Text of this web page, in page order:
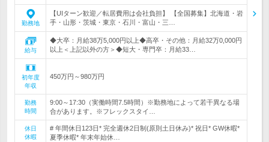
勤務地
【UIターン歓迎／転居費用は会社負担】 【全国募集】北海道・岩
手・山形・茨城・東京・石川・富山・三…
給与
◆大卒：月給38万5,000円以上◆高卒・その他：月給32万0,000円
以上＜上記以外の方＞◆短大・専門卒：月給33…
初年度
年収
450万円～980万円
勤務
時間
9:00～17:30（実働時間7.5時間）※勤務地によって若干異なる場
合があります。※フレックスタイ…
休日
休暇
# 年間休日123日* 完全週休2日制(原則土日休み)* 祝日* GW休暇*
夏季休暇* 年末年始休…